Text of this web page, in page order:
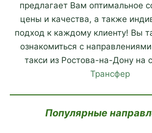
предлагает Вам оптимальное
цены и качества, а также
подход к каждому клиенту! Вы
ознакомиться с
такси из Ростова-на-Дону на
Трансфер
Популярные